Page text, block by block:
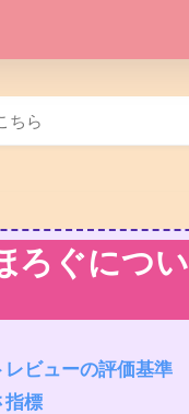
ろぐについ
レビューの評価基準
指標